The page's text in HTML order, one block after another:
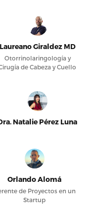
Laureano Giraldez MD
Otorrinolaringología y
de Cabeza y Cuello
Natalie Pérez Luna
Orlando Alomá
de Proyectos en un
Startup